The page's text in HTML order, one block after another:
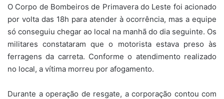
O Corpo de Bombeiros de Primavera do Leste foi acionado
por volta das 18h para atender à ocorrência, mas a equipe
só conseguiu chegar ao local na manhã do dia seguinte. Os
militares constataram que o motorista estava preso às
ferragens da carreta. Conforme o atendimento realizado
no local, a vítima morreu por afogamento.
Durante a operação de resgate, a corporação contou com